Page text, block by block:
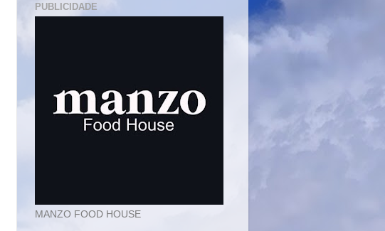
PUBLICIDADE
MANZO FOOD HOUSE